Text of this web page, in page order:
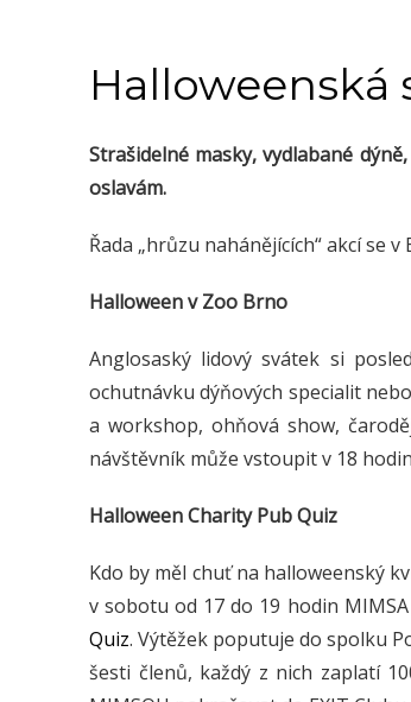
Halloweenská
Strašidelné masky, vydlabané
oslavám.
Řada „hrůzu nahánějících“ akcí se v
Halloween v Zoo Brno
Anglosaský lidový svátek si
ochutnávku dýňových specialit
a workshop, ohňová show,
návštěvník může vstoupit v 18 hodin
Halloween Charity Pub Quiz
Kdo by měl chuť na halloweenský
v sobotu od 17 do 19 hodin
Quiz. Výtěžek poputuje do spolku
šesti členů, každý z nich zaplatí